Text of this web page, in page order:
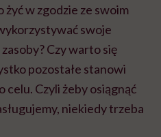
w zgodzie ze swoim
swoje
Czy warto się
pozostałe stanowi
celu. Czyli żeby osiągnąć
niekiedy trzeba